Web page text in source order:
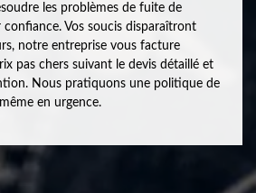
les problèmes de fuite de
confiance. Vos soucis disparaîtront
notre entreprise vous facture
pas chers suivant le devis détaillé et
Nous pratiquons une politique de
en urgence.